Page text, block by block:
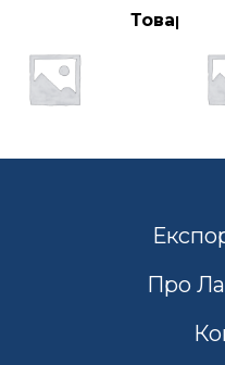
Товар
Про